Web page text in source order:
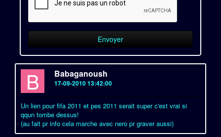
B Babaganoush
17-09-2010 13:42:00
Un lien pour fifa 2011 et pes 2011 serait super c'est vrai si
qqun tombe dessus!
(au fait pr info cela marche avec nero pr graver aussi)